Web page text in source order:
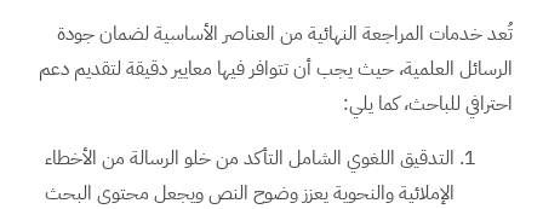
تُعد خدمات المراجعة النهائية من العناصر الأساسية لضمان جودة
الرسائل العلمية، حيث يجب أن تتوافر فيها معايير دقيقة لتقديم دعم
احترافي للباحث، كما يلي:
التدقيق اللغوي الشامل التأكد من خلو الرسالة من الأخطاء
الإملائية والنحوية يعزز وضوح النص ويجعل محتوى البحث